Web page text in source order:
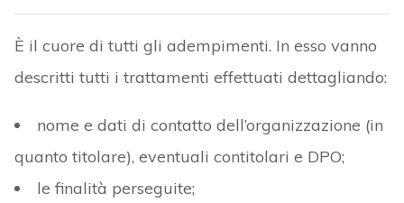
È il cuore di tutti gli adempimenti. In esso vanno
descritti tutti i trattamenti effettuati dettagliando:
nome e dati di contatto dell’organizzazione (in
quanto titolare), eventuali contitolari e DPO;
le finalità perseguite;